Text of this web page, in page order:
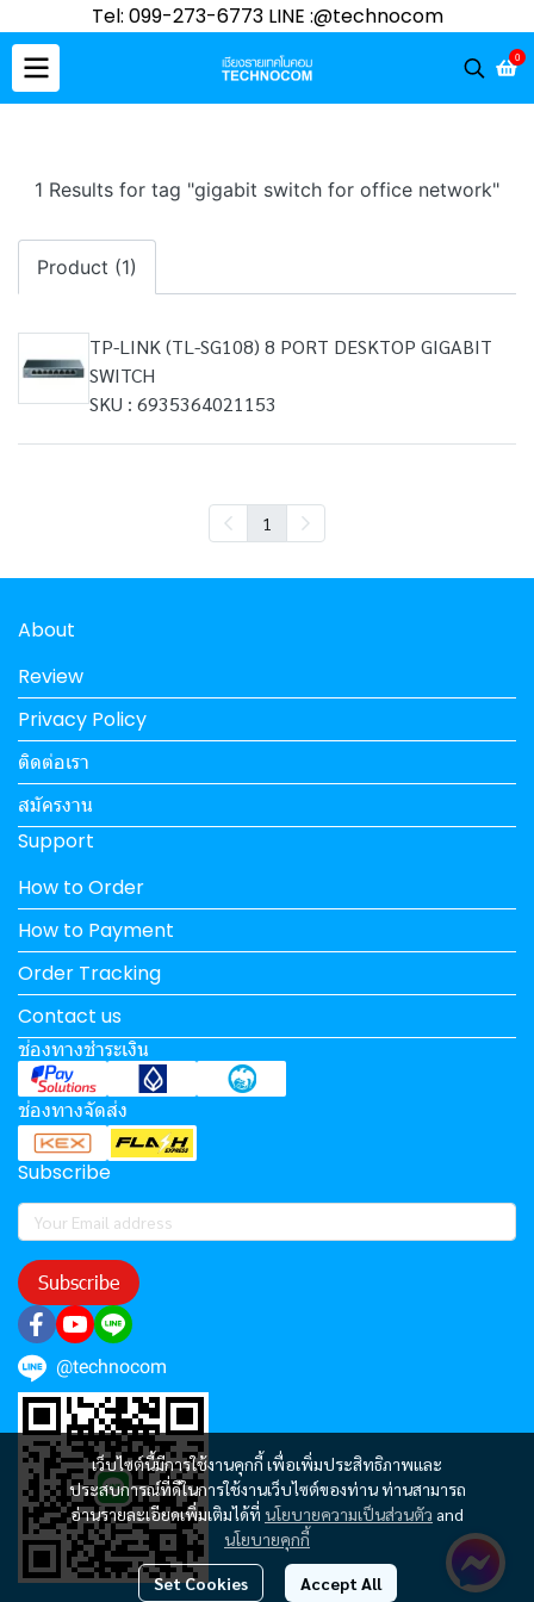
Tel: 099-273-6773 LINE :@technocom
0
1 Results for tag "gigabit switch for office network"
Product (1)
TP-LINK (TL-SG108) 8 PORT DESKTOP GIGABIT
SWITCH
SKU : 6935364021153
1
เว็บไซต์นี้มีการใช้งานคุกกี้ เพื่อเพิ่มประสิทธิภาพและ
ประสบการณ์ที่ดีในการใช้งานเว็บไซต์ของท่าน ท่านสามารถ
อ่านรายละเอียดเพิ่มเติมได้ที่ นโยบายความเป็นส่วนตัว and
นโยบายคุกกี้
Set Cookies Accept All
About
Review
Privacy Policy
ติดต่อเรา
สมัครงาน
Support
How to Order
How to Payment
Order Tracking
Contact us
ช่องทางชำระเงิน
ช่องทางจัดส่ง
Subscribe
Subscribe
@technocom